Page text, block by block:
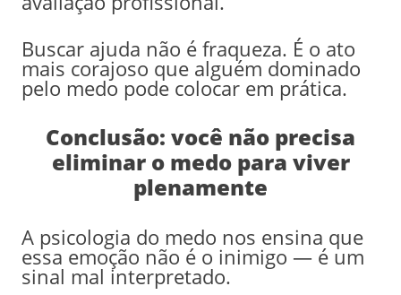
Buscar ajuda não é fraqueza. É o ato
mais corajoso que alguém dominado
pelo medo pode colocar em prática.
Conclusão: você não precisa
eliminar o medo para viver
plenamente
A psicologia do medo nos ensina que
essa emoção não é o inimigo — é um
sinal mal interpretado.